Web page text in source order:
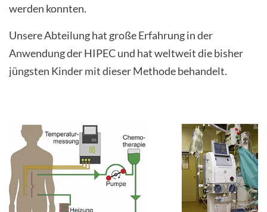
werden konnten.
Unsere Abteilung hat große Erfahrung in der
Anwendung der HIPEC und hat weltweit die bisher
jüngsten Kinder mit dieser Methode behandelt.